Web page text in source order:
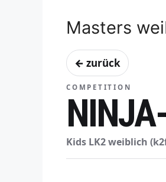
Masters
← zurück
COMPETITION
Kids LK2 weiblich